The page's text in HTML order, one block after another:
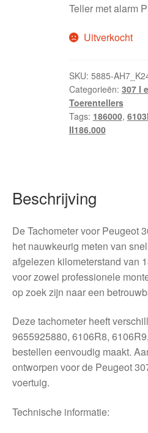
Teller met alarm
Uitverkocht
SKU: 5885-
Categorieën: 307 I
Toerentellers
Tags: 186000,
II186.000
Beschrijving
De Tachometer voor Peugeot
het nauwkeurig meten van
afgelezen kilometerstand van
voor zowel professionele
op zoek zijn naar een
Deze tachometer heeft
9655925880, 6106R8,
bestellen eenvoudig maakt.
ontworpen voor de Peugeot
voertuig.
Technische informatie: